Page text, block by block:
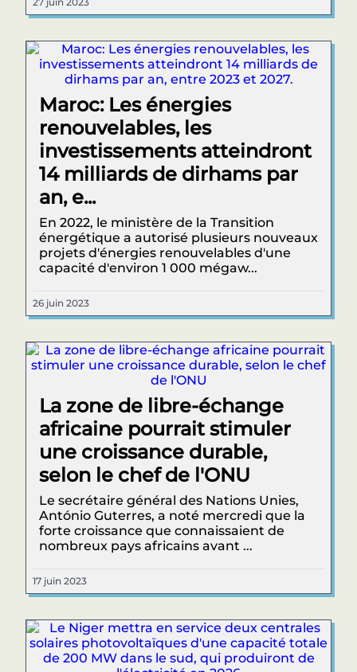
Maroc: Les énergies
renouvelables, les
investissements atteindront
14 milliards de dirhams par
an, e...
En 2022, le ministère de la Transition
énergétique a autorisé plusieurs nouveaux
projets d'énergies renouvelables d'une
capacité d'environ 1 000 mégaw...
26 juin 2023
La zone de libre-échange
africaine pourrait stimuler
une croissance durable,
selon le chef de l'ONU
Le secrétaire général des Nations Unies,
António Guterres, a noté mercredi que la
forte croissance que connaissaient de
nombreux pays africains avant ...
17 juin 2023